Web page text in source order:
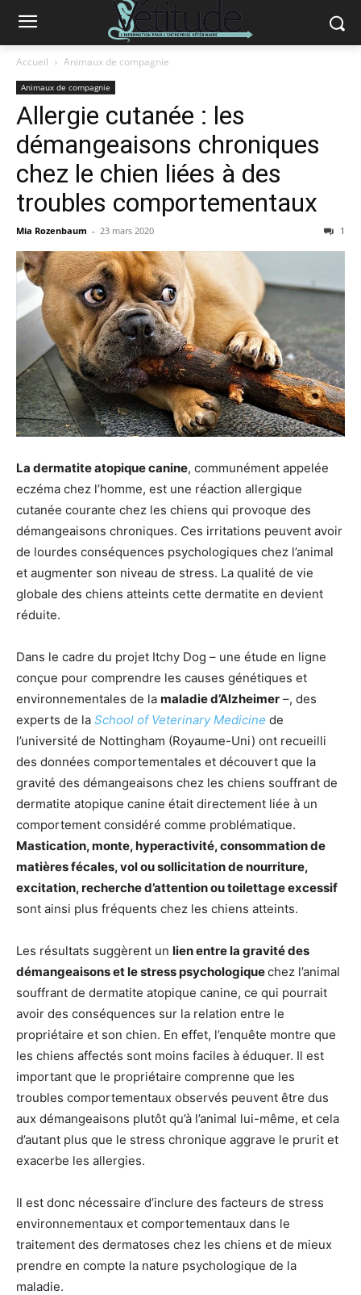
Accueil Animaux de compagnie
Animaux de compagnie
Allergie cutanée : les
démangeaisons chroniques
chez le chien liées à des
troubles comportementaux
Mia Rozenbaum - 23 mars 2020 1
La dermatite atopique canine, communément appelée
eczéma chez l’homme, est une réaction allergique
cutanée courante chez les chiens qui provoque des
démangeaisons chroniques. Ces irritations peuvent avoir
de lourdes conséquences psychologiques chez l’animal
et augmenter son niveau de stress. La qualité de vie
globale des chiens atteints cette dermatite en devient
réduite.
Dans le cadre du projet Itchy Dog – une étude en ligne
conçue pour comprendre les causes génétiques et
environnementales de la maladie d’Alzheimer –, des
experts de la School of Veterinary Medicine de
l’université de Nottingham (Royaume-Uni) ont recueilli
des données comportementales et découvert que la
gravité des démangeaisons chez les chiens souffrant de
dermatite atopique canine était directement liée à un
comportement considéré comme problématique.
Mastication, monte, hyperactivité, consommation de
matières fécales, vol ou sollicitation de nourriture,
excitation, recherche d’attention ou toilettage excessif
sont ainsi plus fréquents chez les chiens atteints.
Les résultats suggèrent un lien entre la gravité des
démangeaisons et le stress psychologiquechez l’animal
souffrant de dermatite atopique canine, ce qui pourrait
avoir des conséquences sur la relation entre le
propriétaire et son chien. En effet, l’enquête montre que
les chiens affectés sont moins faciles à éduquer. Il est
important que le propriétaire comprenne que les
troubles comportementaux observés peuvent être dus
aux démangeaisons plutôt qu’à l’animal lui-même, et cela
d’autant plus que le stress chronique aggrave le prurit et
exacerbe les allergies.
Il est donc nécessaire d’inclure des facteurs de stress
environnementaux et comportementaux dans le
traitement des dermatoses chez les chiens et de mieux
prendre en compte la nature psychologique de la
maladie.